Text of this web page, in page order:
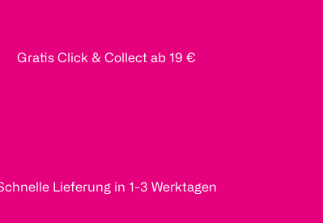
Gratis Click & Collect ab 19 €
Lieferung in 1-3 Werktagen